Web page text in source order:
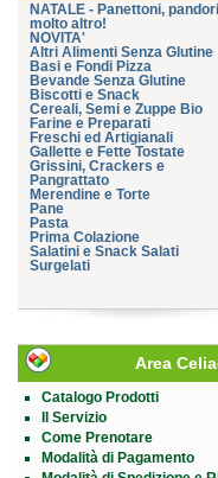
NATALE - Panettoni,
molto altro!
NOVITA'
Altri Alimenti Senza Glutine
Basi e Fondi Pizza
Bevande Senza Glutine
Biscotti e Snack
Cereali, Semi e Zuppe Bio
Farine e Preparati
Freschi ed Artigianali
Gallette e Fette Tostate
Grissini, Crackers e
Pangrattato
Merendine e Torte
Pane
Pasta
Prima Colazione
Salatini e Snack Salati
Surgelati
Area
Catalogo Prodotti
Il Servizio
Come Prenotare
Modalità di Pagamento